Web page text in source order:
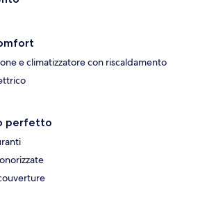
e climatizzatore con riscaldamento
perfetto